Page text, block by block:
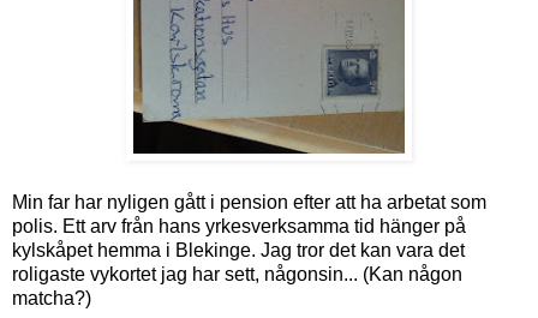
Min far har nyligen gått i pension efter att ha arbetat som
polis. Ett arv från hans yrkesverksamma tid hänger på
kylskåpet hemma i Blekinge. Jag tror det kan vara det
roligaste vykortet jag har sett, någonsin... (Kan någon
matcha?)